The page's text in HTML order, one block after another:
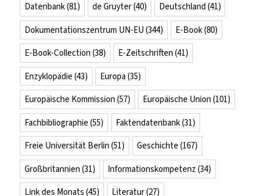
Datenbank(81) de Gruyter(40) Deutschland (41)
Dokumentationszentrum UN-EU (344) E-Book(80)
E-Book-Collection (38) E-Zeitschriften (41)
Enzyklopädie (43) Europa (35)
Europäische Kommission (57) Europäische Union (101)
Fachbibliographie (55) Faktendatenbank(31)
Freie Universität Berlin (51) Geschichte (167)
Großbritannien (31) Informationskompetenz (34)
Link des Monats (45) Literatur(27)